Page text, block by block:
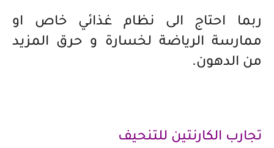
ربما احتاج الى نظام غذائي خاص او
ممارسة الرياضة لخسارة و حرق المزيد
من الدهون.
تجارب الكارنتين للتنحيف